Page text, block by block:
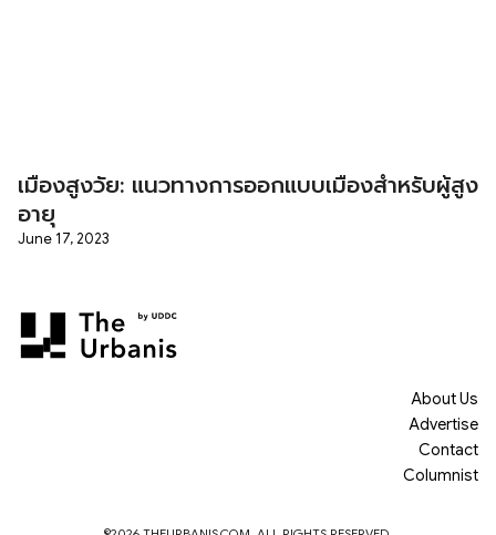
เมืองสูงวัย: แนวทางการออกแบบเมืองสำหรับผู้สูง
อายุ
June 17, 2023
About Us
Advertise
Contact
Columnist